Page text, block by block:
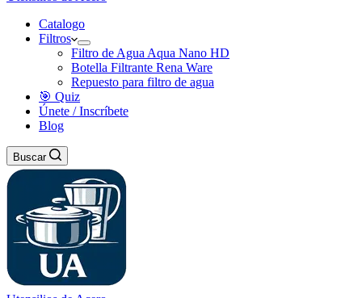
Catalogo
Filtros
Filtro de Agua Aqua Nano HD
Botella Filtrante Rena Ware
Repuesto para filtro de agua
🎯 Quiz
Únete / Inscríbete
Blog
Buscar